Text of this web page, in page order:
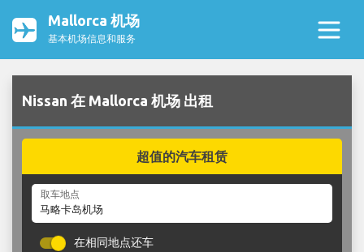
Mallorca 机场
基本机场信息和服务
Nissan 在 Mallorca 机场 出租
超值的汽车租赁
取车地点
在相同地点还车